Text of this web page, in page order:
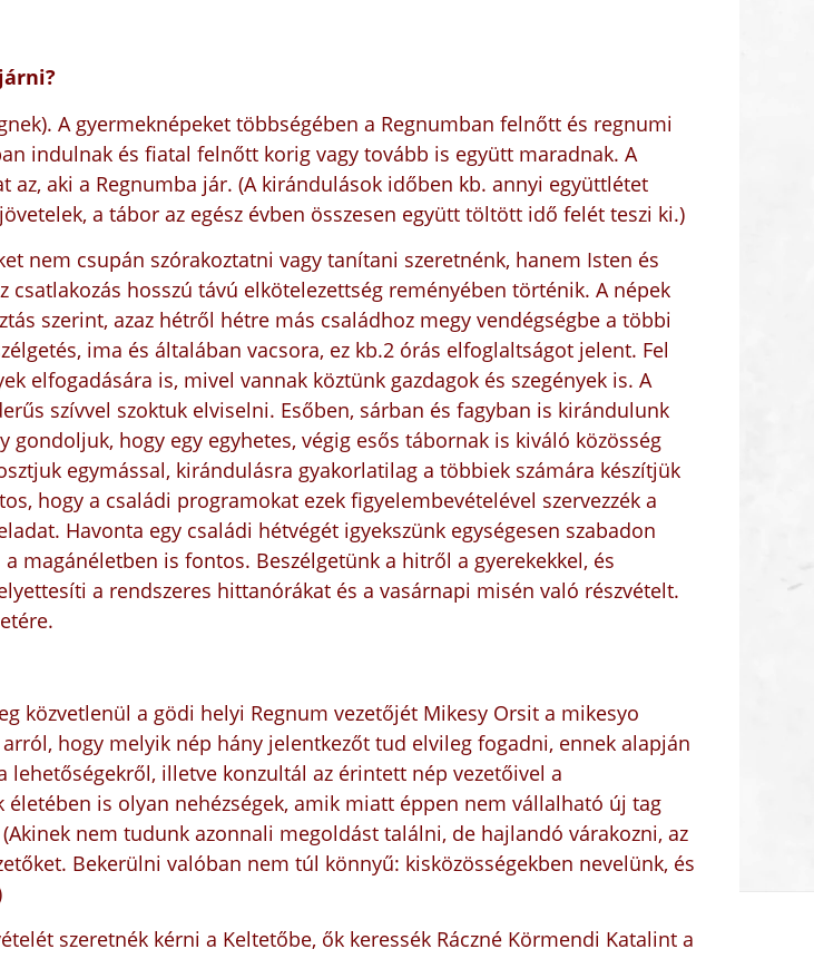
A gyermeknépeket többségében a Regnumban felnőtt és regnumi
indulnak és fiatal felnőtt korig vagy tovább is együtt maradnak. A
aki a Regnumba jár. (A kirándulások időben kb. annyi együttlétet
a tábor az egész évben összesen együtt töltött idő felét teszi ki.)
nem csupán szórakoztatni vagy tanítani szeretnénk, hanem Isten és
hosszú távú elkötelezettség reményében történik. A népek
szerint, azaz hétről hétre más családhoz megy vendégségbe a többi
ima és általában vacsora, ez kb.2 órás elfoglaltságot jelent. Fel
elfogadására is, mivel vannak köztünk gazdagok és szegények is. A
szívvel szoktuk elviselni. Esőben, sárban és fagyban is kirándulunk
gondoljuk, hogy egy egyhetes, végig esős tábornak is kiváló közösség
egymással, kirándulásra gyakorlatilag a többiek számára készítjük
hogy a családi programokat ezek figyelembevételével szervezzék a
Havonta egy családi hétvégét igyekszünk egységesen szabadon
magánéletben is fontos. Beszélgetünk a hitről a gyerekekkel, és
a rendszeres hittanórákat és a vasárnapi misén való részvételt.
közvetlenül a gödi helyi Regnum vezetőjét Mikesy Orsit a mikesyo
hogy melyik nép hány jelentkezőt tud elvileg fogadni, ennek alapján
illetve konzultál az érintett nép vezetőivel a
is olyan nehézségek, amik miatt éppen nem vállalható új tag
nem tudunk azonnali megoldást találni, de hajlandó várakozni, az
Bekerülni valóban nem túl könnyű: kisközösségekben nevelünk, és
szeretnék kérni a Keltetőbe, ők keressék Ráczné Körmendi Katalint a